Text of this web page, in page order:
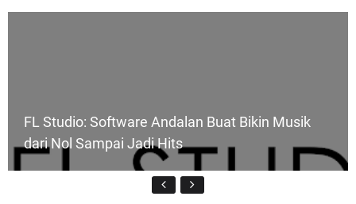
FL Studio: Software Andalan Buat Bikin Musik
dari Nol Sampai Jadi Hits